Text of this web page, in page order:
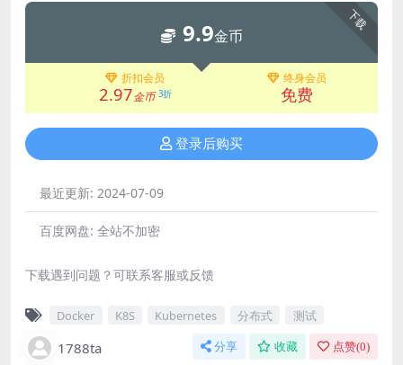
下载
9.9金币
折扣会员
2.97金币 3折
终身会员
免费
登录后购买
最近更新: 2024-07-09
百度网盘: 全站不加密
下载遇到问题？可联系客服或反馈
Docker K8S Kubernetes 分布式 测试
1788ta 分享 收藏 点赞(0)